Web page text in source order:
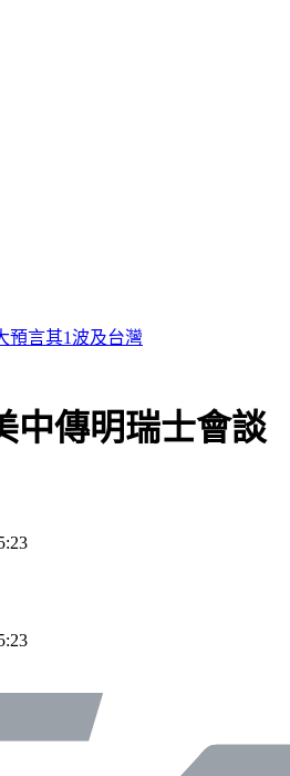
秒被巨浪吞噬」父母崩潰
中傳明瑞士會